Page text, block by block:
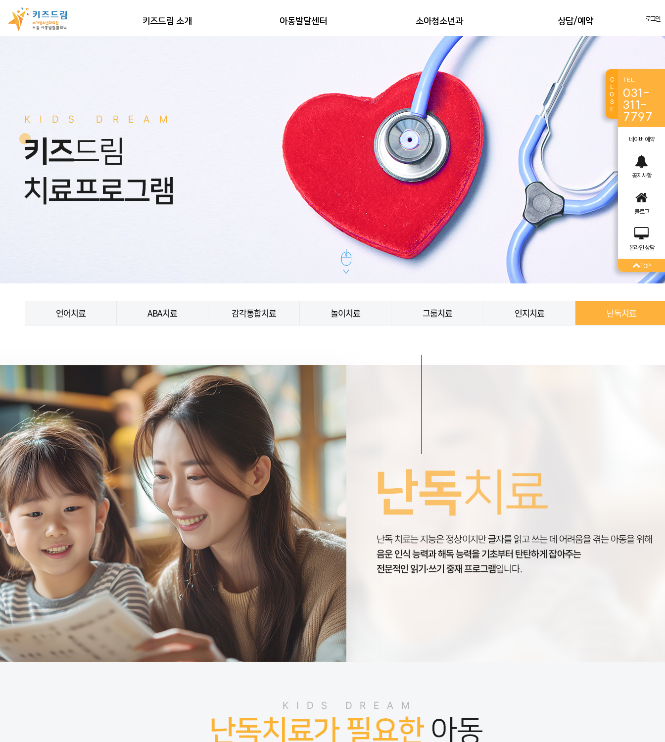
로그인
키즈드림 소개 아동발달센터 소아청소년과 상담/예약
영유아검진
예방접종
알레르기 클리닉
상담 절차
상담 문의
상담 예약
언어치료 ABA치료 감각통합치료 놀이치료 그룹치료 인지치료 난독치료
C
L
O
S
E
TEL.
031-
311-
7797
네이버 예약
공지사항
블로그
온라인 상담
TOP